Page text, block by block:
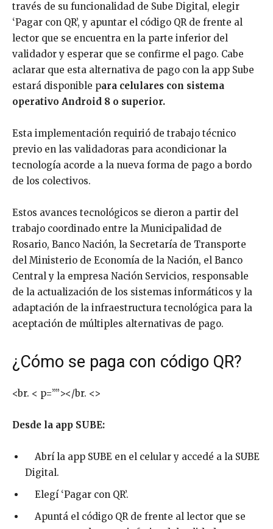
través de su funcionalidad de Sube Digital, elegir
‘Pagar con QR’, y apuntar el código QR de frente al
lector que se encuentra en la parte inferior del
validador y esperar que se confirme el pago. Cabe
aclarar que esta alternativa de pago con la app Sube
estará disponible para celulares con sistema
operativo Android 8 o superior.
Esta implementación requirió de trabajo técnico
previo en las validadoras para acondicionar la
tecnología acorde a la nueva forma de pago a bordo
de los colectivos.
Estos avances tecnológicos se dieron a partir del
trabajo coordinado entre la Municipalidad de
Rosario, Banco Nación, la Secretaría de Transporte
del Ministerio de Economía de la Nación, el Banco
Central y la empresa Nación Servicios, responsable
de la actualización de los sistemas informáticos y la
adaptación de la infraestructura tecnológica para la
aceptación de múltiples alternativas de pago.
¿Cómo se paga con código QR?
<br. < p=””></br. <>
Desde la app SUBE:
Abrí la app SUBE en el celular y accedé a la SUBE
Digital.
Elegí ‘Pagar con QR’.
Apuntá el código QR de frente al lector que se